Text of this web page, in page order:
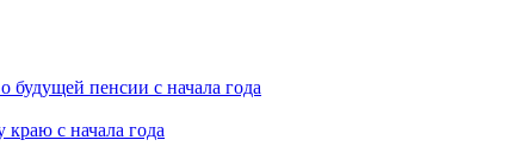
пенсии с начала года
с начала года